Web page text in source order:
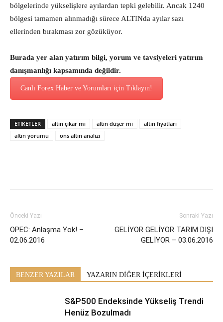
bölgelerinde yükselişlere ayılardan tepki gelebilir. Ancak 1240
bölgesi tamamen alınmadığı sürece ALTINda ayılar sazı
ellerinden bırakması zor gözüküyor.
Burada yer alan yatırım bilgi, yorum ve tavsiyeleri yatırım
danışmanlığı kapsamında değildir.
Canlı Forex Haber ve Yorumları için Tıklayın!
ETİKETLER altın çıkar mı altın düşer mi
altın fiyatları
altın yorumu
ons altın analizi
Önceki Yazı
OPEC: Anlaşma Yok! –
02.06.2016
Sonraki Yazı
GELİYOR GELİYOR TARIM DIŞI
GELİYOR – 03.06.2016
BENZER YAZILAR YAZARIN DİĞER İÇERİKLERİ
S&P500 Endeksinde Yükseliş Trendi
Henüz Bozulmadı